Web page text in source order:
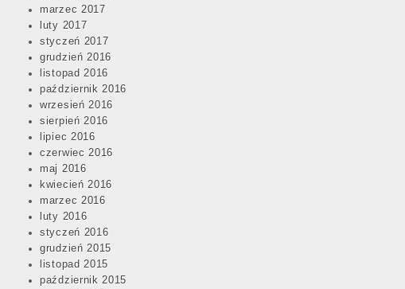
marzec 2017
luty 2017
styczeń 2017
grudzień 2016
listopad 2016
październik 2016
wrzesień 2016
sierpień 2016
lipiec 2016
czerwiec 2016
maj 2016
kwiecień 2016
marzec 2016
luty 2016
styczeń 2016
grudzień 2015
listopad 2015
październik 2015